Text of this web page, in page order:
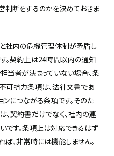
判断をするのかを決めておきま
社内の危機管理体制が矛盾し
。契約上は24時間以内の通知
当者が決まっていない場合、条
可抗力条項は、法律文書であ
につながる条項です。そのた
、契約書だけでなく、社内の連
です。条項上は対応できるはず
、非常時には機能しません。